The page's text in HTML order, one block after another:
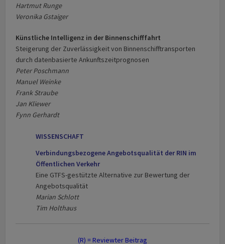
Hartmut Runge
Veronika Gstaiger
Künstliche Intelligenz in der Binnenschifffahrt
Steigerung der Zuverlässigkeit von Binnenschifftransporten
durch datenbasierte Ankunftszeitprognosen
Peter Poschmann
Manuel Weinke
Frank Straube
Jan Kliewer
Fynn Gerhardt
WISSENSCHAFT
Verbindungsbezogene Angebotsqualität der RIN im
Öffentlichen Verkehr
Eine GTFS-gestützte Alternative zur Bewertung der
Angebotsqualität
Marian Schlott
Tim Holthaus
(R) = Reviewter Beitrag